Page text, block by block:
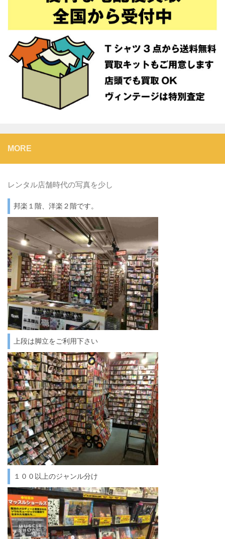
MORE
レンタル店舗時代の写真を少し
邦楽１階、洋楽２階です。
上段は脚立をご利用下さい
１００以上のジャンル分け